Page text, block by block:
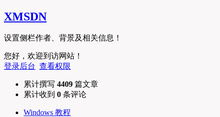
XMSDN
设置侧栏作者、背景及相关信息！
您好，欢迎到访网站！
登录后台 查看权限
累计撰写 4409 篇文章
累计收到 0 条评论
Windows 教程